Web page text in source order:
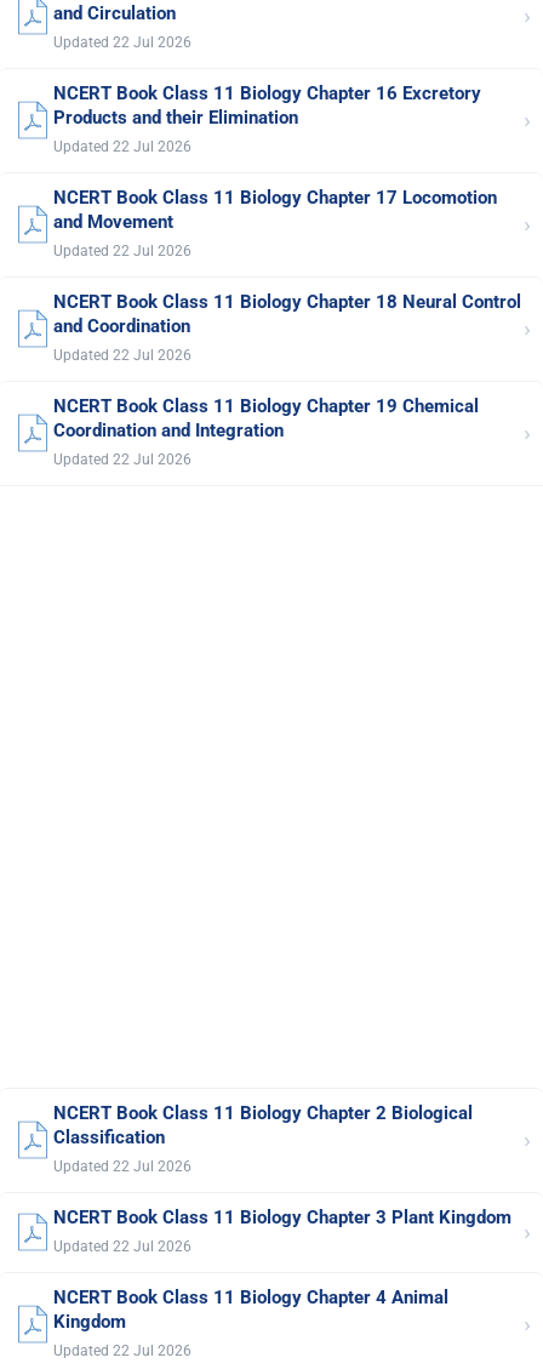
and Circulation
Updated 22 Jul 2026
›
NCERT Book Class 11 Biology Chapter 16 Excretory
Products and their Elimination
Updated 22 Jul 2026
›
NCERT Book Class 11 Biology Chapter 17 Locomotion
and Movement
Updated 22 Jul 2026
›
NCERT Book Class 11 Biology Chapter 18 Neural Control
and Coordination
Updated 22 Jul 2026
›
NCERT Book Class 11 Biology Chapter 19 Chemical
Coordination and Integration
Updated 22 Jul 2026
›
NCERT Book Class 11 Biology Chapter 2 Biological
Classification
Updated 22 Jul 2026
›
NCERT Book Class 11 Biology Chapter 3 Plant Kingdom
Updated 22 Jul 2026 ›
NCERT Book Class 11 Biology Chapter 4 Animal
Kingdom
Updated 22 Jul 2026
›